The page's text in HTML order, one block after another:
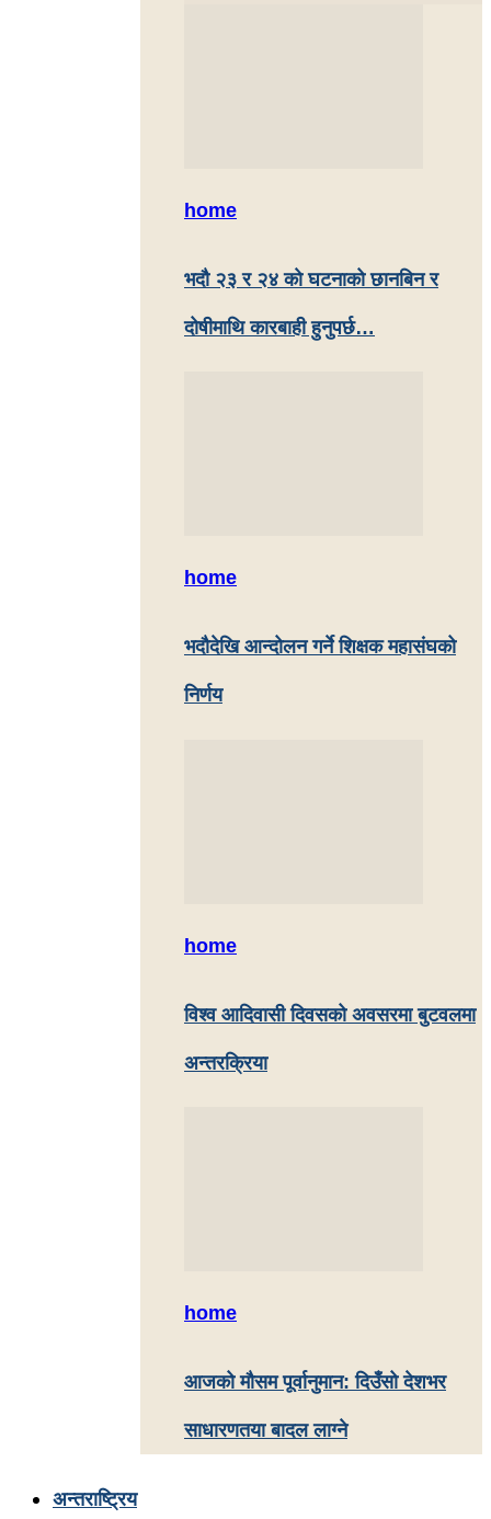
home
भदौ २३ र २४ काे घटनाको छानबिन र
दोषीमाथि कारबाही हुनुपर्छ…
home
भदौदेखि आन्दोलन गर्ने शिक्षक महासंघको
निर्णय
home
विश्व आदिवासी दिवसको अवसरमा बुटवलमा
अन्तरक्रिया
home
आजको मौसम पूर्वानुमान: दिउँसो देशभर
साधारणतया बादल लाग्ने
अन्तराष्ट्रिय